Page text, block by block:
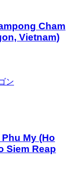
Cham
Vietnam)
ン
My (Ho
Siem Reap